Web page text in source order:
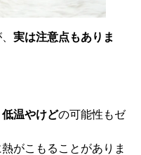
実は注意点もありま
低温やけどの可能性もゼ
がこもることがありま